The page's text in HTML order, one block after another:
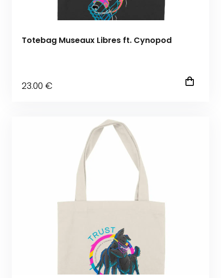
Totebag Museaux Libres ft. Cynopod
23.00 €